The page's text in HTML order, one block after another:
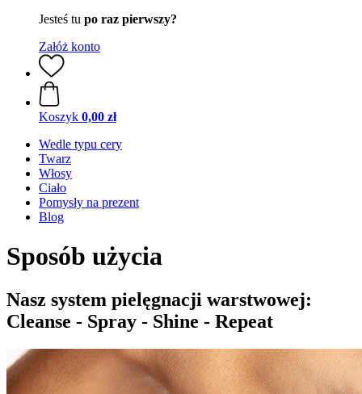
Jesteś tu po raz pierwszy?
Załóż konto
Koszyk 0,00 zł
Wedle typu cery
Twarz
Włosy
Ciało
Pomysły na prezent
Blog
Sposób użycia
Nasz system pielęgnacji warstwowej:
Cleanse - Spray - Shine - Repeat